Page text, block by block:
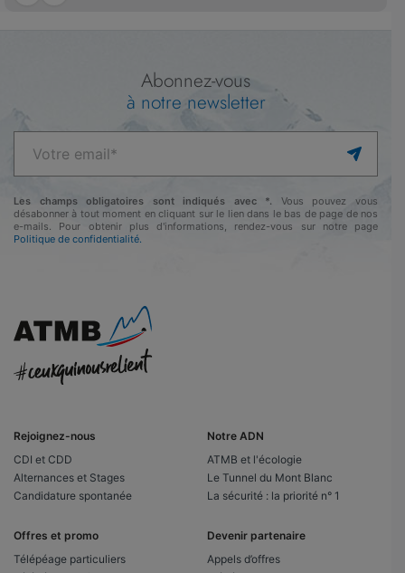
Abonnez-vous
à notre newsletter
Les champs obligatoires sont indiqués avec *. Vous pouvez vous
désabonner à tout moment en cliquant sur le lien dans le bas de page de nos
e-mails. Pour obtenir plus d'informations, rendez-vous sur notre page
Politique de confidentialité.
Rejoignez-nous
CDI et CDD
Alternances et Stages
Candidature spontanée
Notre ADN
ATMB et l'écologie
Le Tunnel du Mont Blanc
La sécurité : la priorité n° 1
Offres et promo
Télépéage particuliers
Devenir partenaire
Appels d’offres